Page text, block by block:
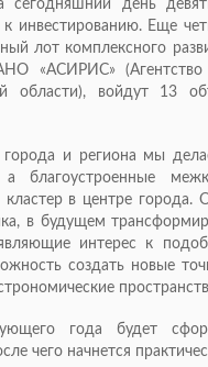
сегодняшний день
инвестированию. Еще
лот комплексного
«АСИРИС»
области), войдут 13
и региона мы
благоустроенные
в центре
в будущем
интерес к
создать новые
года будет
чего начнется